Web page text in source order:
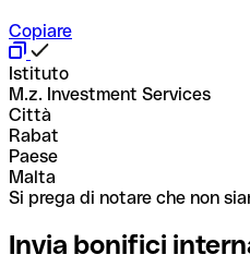
Copiare
Istituto
M.z. Investment Services
Città
Rabat
Paese
Malta
Si prega di notare che non
Invia bonifici